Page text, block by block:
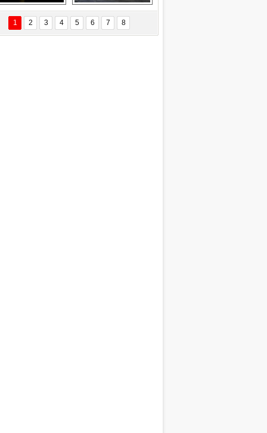
ÖZYANIK
Değişti?
Delta uçağına
yıldırım çarptı
Ford Focus RS
(2015)
1 2 3 4 5 6 7 8